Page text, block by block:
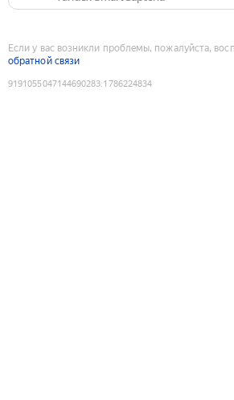
Если у вас возникли проблемы, пожалуйста,
обратной связи
9191055047144690283:1786224834